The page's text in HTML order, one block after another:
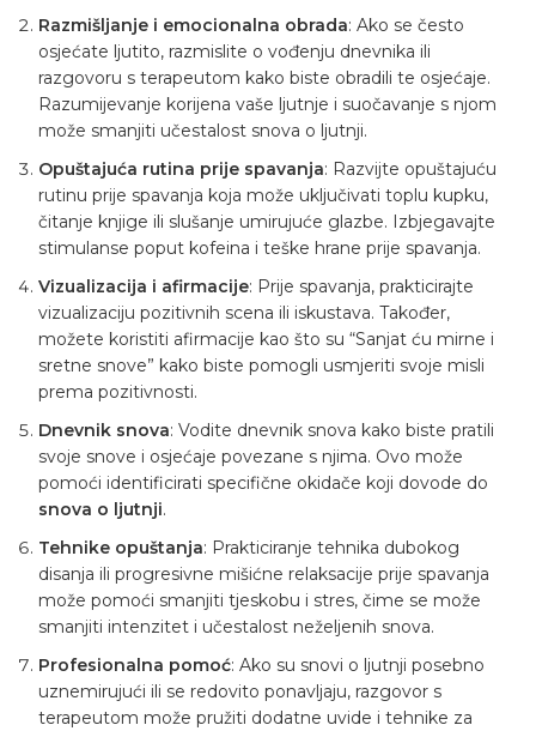
Razmišljanje i emocionalna obrada: Ako se često
osjećate ljutito, razmislite o vođenju dnevnika ili
razgovoru s terapeutom kako biste obradili te osjećaje.
Razumijevanje korijena vaše ljutnje i suočavanje s njom
može smanjiti učestalost snova o ljutnji.
Opuštajuća rutina prije spavanja: Razvijte opuštajuću
rutinu prije spavanja koja može uključivati toplu kupku,
čitanje knjige ili slušanje umirujuće glazbe. Izbjegavajte
stimulanse poput kofeina i teške hrane prije spavanja.
Vizualizacija i afirmacije: Prije spavanja, prakticirajte
vizualizaciju pozitivnih scena ili iskustava. Također,
možete koristiti afirmacije kao što su “Sanjat ću mirne i
sretne snove” kako biste pomogli usmjeriti svoje misli
prema pozitivnosti.
Dnevnik snova: Vodite dnevnik snova kako biste pratili
svoje snove i osjećaje povezane s njima. Ovo može
pomoći identificirati specifične okidače koji dovode do
snova o ljutnji.
Tehnike opuštanja: Prakticiranje tehnika dubokog
disanja ili progresivne mišićne relaksacije prije spavanja
može pomoći smanjiti tjeskobu i stres, čime se može
smanjiti intenzitet i učestalost neželjenih snova.
Profesionalna pomoć: Ako su snovi o ljutnji posebno
uznemirujući ili se redovito ponavljaju, razgovor s
terapeutom može pružiti dodatne uvide i tehnike za